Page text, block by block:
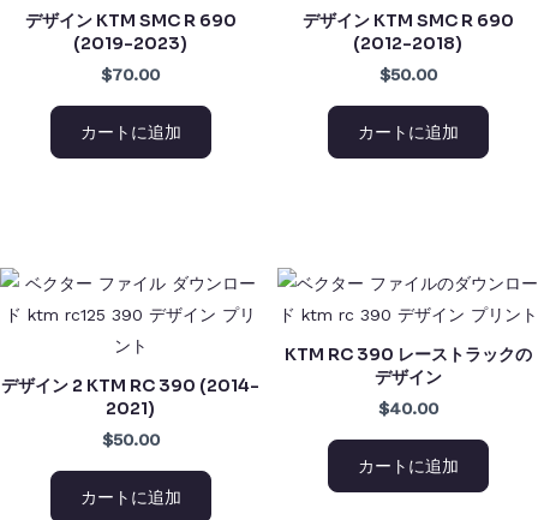
デザイン KTM SMC R 690
(2019-2023)
$70.00
カートに追加
デザイン KTM SMC R 690
(2012-2018)
$50.00
カートに追加
デザイン 2 KTM RC 390 (2014-
2021)
$50.00
カートに追加
KTM RC 390 レーストラックの
デザイン
$40.00
カートに追加